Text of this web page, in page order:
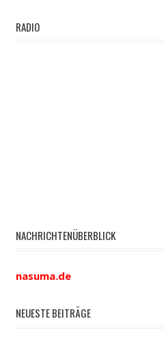
RADIO
NACHRICHTENÜBERBLICK
nasuma.de
NEUESTE BEITRÄGE